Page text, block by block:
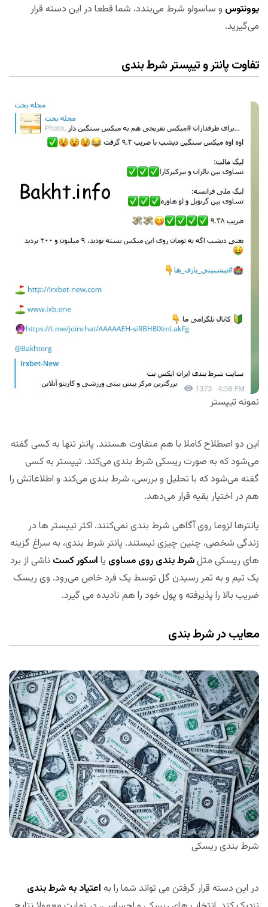
یوونتوس و ساسولو شرط می‌بندد، شما قطعا در این دسته قرار
می‌گیرید.
تفاوت پانتر و تیپستر شرط بندی
نمونه تیپستر
این دو اصطلاح کاملا با هم متفاوت هستند. پانتر تنها به کسی گفته
می‌شود که به صورت ریسکی شرط بندی می‌کند. تیپستر به کسی
گفته می‌شود که با تحلیل و بررسی، شرط بندی می‌کند و اطلاعاتش را
هم در اختیار بقیه قرار می‌دهد.
پانترها لزوما روی آگاهی شرط بندی نمی‌کنند. اکثر تیپستر ها در
زندگی شخصی، چنین چیزی نیستند. پانتر شرط بندی، به سراغ گزینه
های ریسکی مثلشرط بندی روی مساوی یا اسکور کست ناشی از برد
یک تیم و به ثمر رسیدن گل توسط یک فرد خاص می‌رود. وی ریسک
ضریب بالا را پذیرفته و پول خود را هم نادیده می گیرد.
معایب در شرط بندی
شرط بندی ریسکی
در این دسته قرار گرفتن می تواند شما را به اعتیاد به شرط بندی